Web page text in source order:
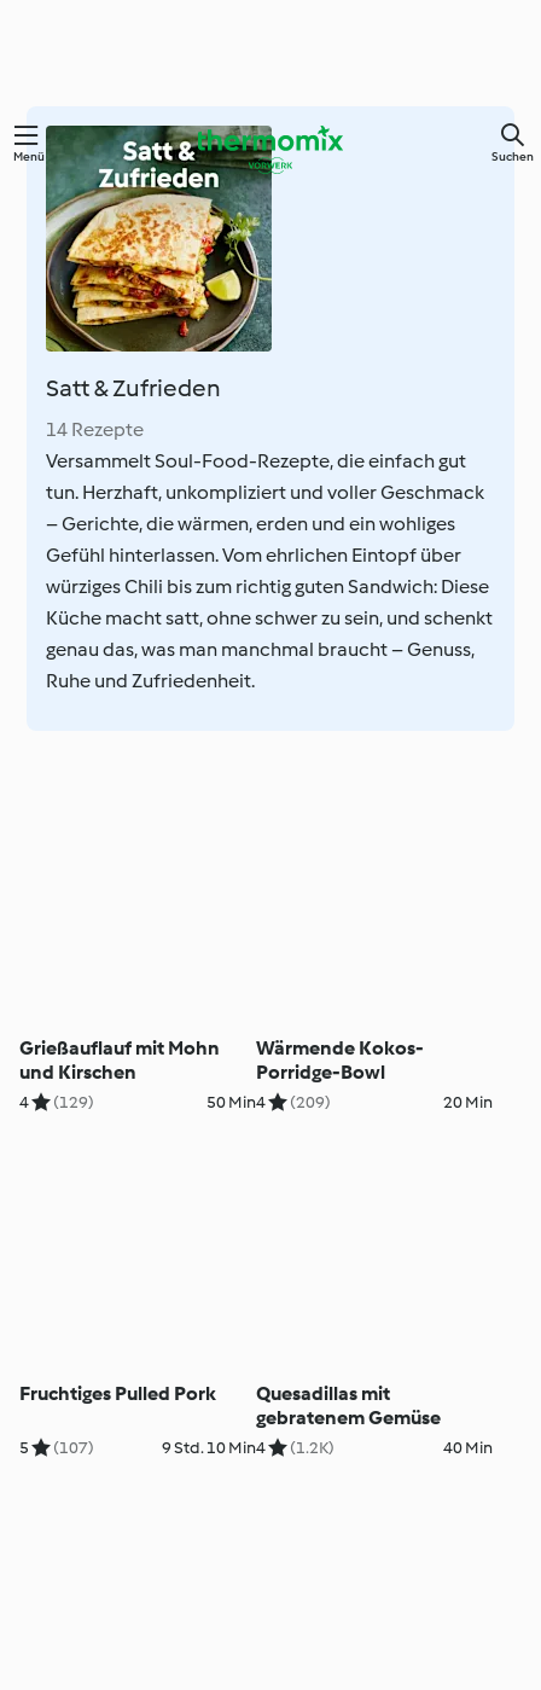
Zum
Hauptinhalt
springen
Menü Suchen
Satt & Zufrieden
14 Rezepte
Versammelt Soul-Food-Rezepte, die einfach gut
tun. Herzhaft, unkompliziert und voller Geschmack
– Gerichte, die wärmen, erden und ein wohliges
Gefühl hinterlassen. Vom ehrlichen Eintopf über
würziges Chili bis zum richtig guten Sandwich: Diese
Küche macht satt, ohne schwer zu sein, und schenkt
genau das, was man manchmal braucht – Genuss,
Ruhe und Zufriedenheit.
Grießauflauf mit Mohn
und Kirschen
4 (129) 50 Min
Wärmende Kokos-
Porridge-Bowl
4 (209) 20 Min
Fruchtiges Pulled Pork
5 (107) 9 Std. 10 Min
Quesadillas mit
gebratenem Gemüse
4 (1.2K) 40 Min